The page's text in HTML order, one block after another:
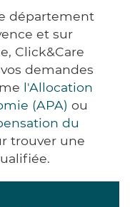
département
et sur
Click&Care
demandes
l'Allocation
(APA) ou
du
trouver une